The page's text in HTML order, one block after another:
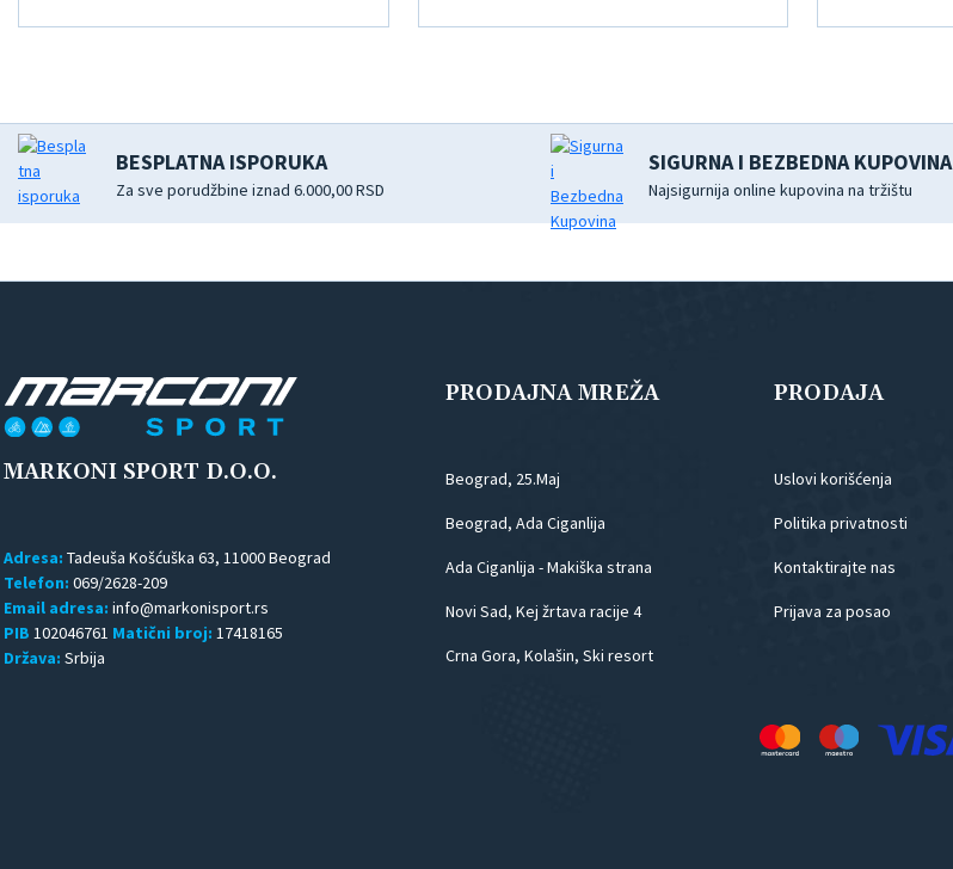
BESPLATNA ISPORUKA
Za sve porudžbine iznad 6.000,00 RSD
SIGURNA I BEZBEDNA KUPOVINA
Najsigurnija online kupovina na tržištu
MARKONI SPORT D.O.O.
Adresa: Tadeuša Košćuška 63, 11000 Beograd
Telefon: 069/2628-209
Email adresa:
PIB 102046761 Matični broj: 17418165
Država: Srbija
PRODAJNA MREŽA
Beograd, 25.Maj
Beograd, Ada Ciganlija
Ada Ciganlija - Makiška strana
Novi Sad, Kej žrtava racije 4
Crna Gora, Kolašin, Ski resort
PRODAJA
Uslovi korišćenja
Politika privatnosti
Kontaktirajte nas
Prijava za posao